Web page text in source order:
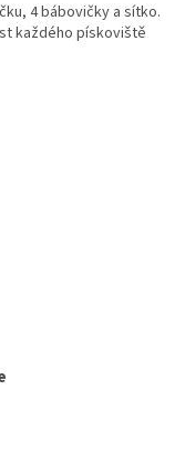
4 bábovičky a sítko.
každého pískoviště